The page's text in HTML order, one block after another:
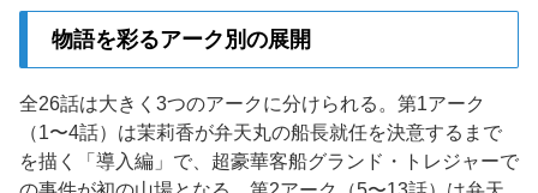
物語を彩るアーク別の展開
全26話は大きく3つのアークに分けられる。第1アーク
（1〜4話）は茉莉香が弁天丸の船長就任を決意するまで
を描く「導入編」で、超豪華客船グランド・トレジャーで